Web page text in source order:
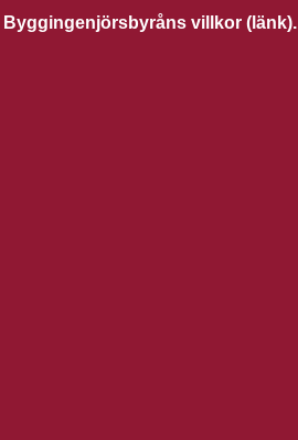
Byggingenjörsbyråns villkor (länk).